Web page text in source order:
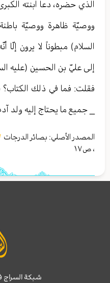
الذي حضره، دعا ابنته
ووصيّة ظاهرة ووصيّة
السلام) مبطوناً لا يرون إلّا
إلى عليّ بن الحسين (عليه
فقلت: فما في ذلك الكتاب؟
_ جميع ما يحتاج إليه ولد
المصدر الأصلي: بصائر الدرجات
، ص١٧
شبكة السراج